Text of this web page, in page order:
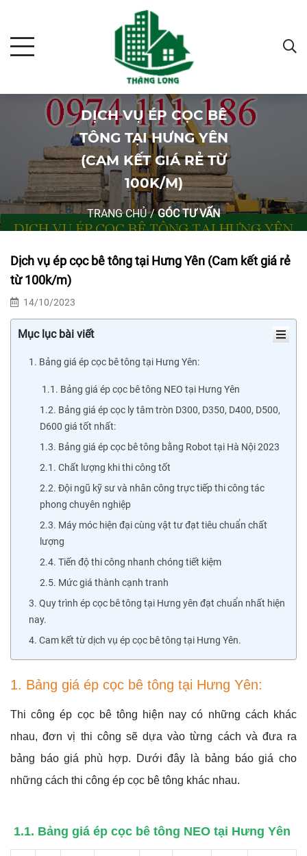
DỊCH VỤ ÉP CỌC BÊ
TÔNG TẠI HƯNG YÊN
(CAM KẾT GIÁ RẺ TỪ
100K/M)
TRANG CHỦ /GÓC TƯ VẤN
Dịch vụ ép cọc bê tông tại Hưng Yên (Cam kết giá rẻ
từ 100k/m)
14/10/2023
Mục lục bài viết
1. Bảng giá ép cọc bê tông tại Hưng Yên:
1.1. Bảng giá ép cọc bê tông NEO tại Hưng Yên
1.2. Bảng giá ép cọc ly tâm tròn D300, D350, D400, D500,
D600 giá tốt nhất:
1.3. Bảng giá ép cọc bê tông bằng Robot tại Hà Nội 2023
2.1. Chất lượng khi thi công tốt
2.2. Đội ngũ kỹ sư và nhân công trực tiếp thi công tác
phong chuyên nghiệp
2.3. Máy móc hiện đại cùng vật tư đạt tiêu chuẩn chất
lượng
2.4. Tiến độ thi công nhanh chóng tiết kiệm
2.5. Mức giá thành cạnh tranh
3. Quy trình ép cọc bê tông tại Hưng yên đạt chuẩn nhất hiện
nay.
4. Cam kết từ dịch vụ ép cọc bê tông tại Hưng Yên.
1. Bảng giá ép cọc bê tông tại Hưng Yên:
Thi công ép cọc bê tông hiện nay có những cách khác
nhau, đơn vị thi công sẽ dựa vào từng cách và đưa ra
bảng báo giá phù hợp. Dưới đây là bảng báo giá cho
những cách thi công ép cọc bê tông khác nhau.
1.1. Bảng giá ép cọc bê tông NEO tại Hưng Yên